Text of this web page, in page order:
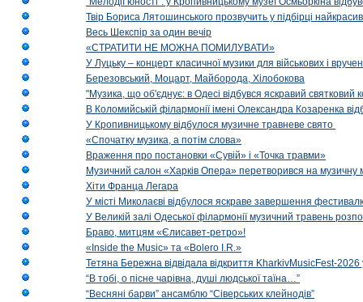
Твір Бориса Лятошинського прозвучить у підбірці
Весь Шекспір за один вечір
«СТРАТИТИ НЕ МОЖНА ПОМИЛУВАТИ»
У Луцьку – концерт класичної музики для військових і
Березовський, Моцарт, Майборода, Хілобокова
"Музика, що об'єднує: в Одесі відбувся яскравий
В Коломийській філармонії імені Олександра Козаренка
У Кропивницькому відбулося музичне травневе свято
«Спочатку музика, а потім слова»
Враження про постановки «Сувій» і «Точка травми»
Музичний салон «Харків Опера» перетворився на музичну
Хіти Франца Легара
У місті Миколаєві відбулося яскраве завершення
У Великій залі Одеської філармонії музичний травень
Браво, митцям «Єлисавет-ретро»!
«Inside the Music» та «Bolero I.R.»
Тетяна Бережна відвідала відкриття KharkivMusicFest-2026
“В тобі, о пісне чарівна, душі людської таїна…”
“Весняні барви” ансамблю “Сіверських клейнодів”